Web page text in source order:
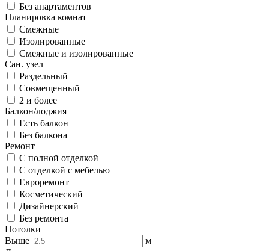
Без апартаментов
Планировка комнат
Смежные
Изолированные
Смежные и изолированные
Сан. узел
Раздельный
Совмещенный
2 и более
Балкон/лоджия
Есть балкон
Без балкона
Ремонт
С полной отделкой
С отделкой с мебелью
Евроремонт
Косметический
Дизайнерский
Без ремонта
Потолки
Выше
м